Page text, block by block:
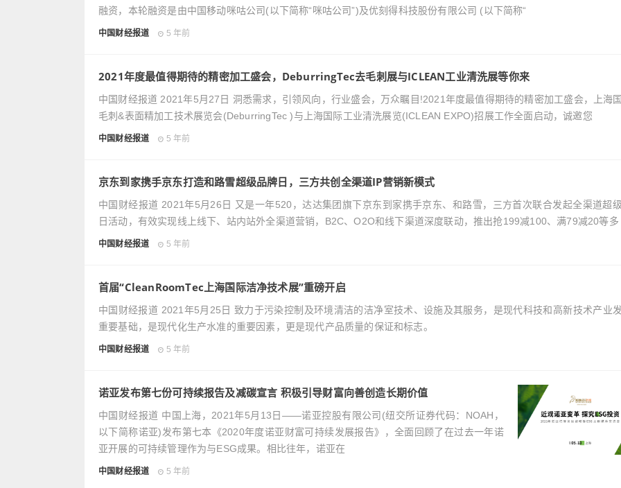
融资，本轮融资是由中国移动咪咕公司(以下简称“咪咕公司”)及优刻得科技股份有限公司 (以下简称“
中国财经报道 5 年前
2021年度最值得期待的精密加工盛会，DeburringTec去毛刺展与ICLEAN工业清洗展等你来
中国财经报道 2021年5月27日 洞悉需求，引领风向，行业盛会，万众瞩目!2021年度最值得期待的精密加工盛会，上海
毛刺&表面精加工技术展览会(DeburringTec )与上海国际工业清洗展览(ICLEAN EXPO)招展工作全面启动，诚邀您
中国财经报道 5 年前
京东到家携手京东打造和路雪超级品牌日，三方共创全渠道IP营销新模式
中国财经报道 2021年5月26日 又是一年520，达达集团旗下京东到家携手京东、和路雪，三方首次联合发起全渠道超
日活动，有效实现线上线下、站内站外全渠道营销，B2C、O2O和线下渠道深度联动，推出抢199减100、满79减20等多
中国财经报道 5 年前
首届“CleanRoomTec上海国际洁净技术展”重磅开启
中国财经报道 2021年5月25日 致力于污染控制及环境清洁的洁净室技术、设施及其服务，是现代科技和高新技术产业
重要基础，是现代化生产水准的重要因素，更是现代产品质量的保证和标志。
中国财经报道 5 年前
诺亚发布第七份可持续报告及减碳宣言 积极引导财富向善创造长期价值
中国财经报道 中国上海，2021年5月13日——诺亚控股有限公司(纽交所证券代码：NOAH，
以下简称诺亚)发布第七本《2020年度诺亚财富可持续发展报告》，全面回顾了在过去一年诺
亚开展的可持续管理作为与ESG成果。相比往年，诺亚在
中国财经报道 5 年前